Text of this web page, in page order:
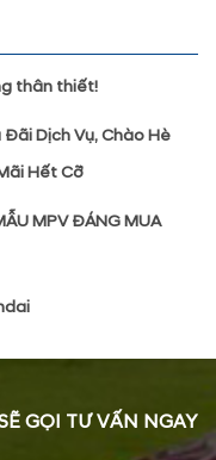
thân thiết!
Đãi Dịch Vụ, Chào Hè
Hết Cỡ
MPV ĐÁNG MUA
GỌI TƯ VẤN NGAY